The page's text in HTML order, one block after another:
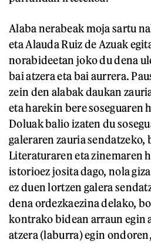
Alaba nerabeak moja sartu
eta Alauda Ruiz de Azuak
norabideetan joko du dena
bai atzera eta bai aurrera.
zein den alabak daukan
eta harekin bere soseguaren
Doluak balio izaten du
galeraren zauria sendatzeko,
Literaturaren eta zinemaren
istorioez josita dago, nola
ez duen lortzen galera
dena ordezkaezina delako,
kontrako bidean arraun egin
atzera (laburra) egin